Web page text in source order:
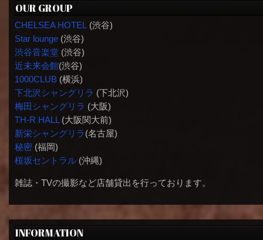
OUR GROUP
CHELSEA HOTEL (渋谷)
Star lounge(渋谷)
渋谷音楽堂(渋谷)
近未来会館(渋谷)
1000CLUB(横浜)
下北沢シャングリラ (下北沢)
梅田シャングリラ (大阪)
TH-R HALL(大阪関大前)
新栄シャングリラ(名古屋)
秘密(福岡)
桜坂セントラル(沖縄)
雑誌・TVの撮影など店舗貸出を行っております。
INFORMATION